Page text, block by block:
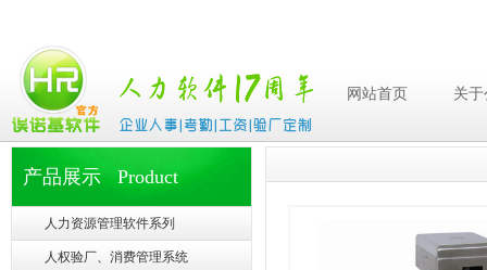
网站首页 关
产品展示 Product
人力资源管理软件系列
人权验厂、消费管理系统